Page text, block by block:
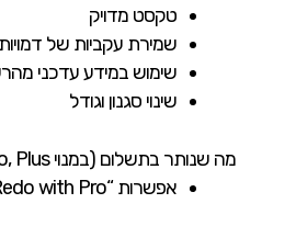
טקסט מדויק
שמירת עקביות של דמויות
שימוש במידע עדכני
שינוי סגנון וגודל
מה שנותר בתשלום (במנוי Google AI Pro, Plus או Ultra):
אפשרות “Redo with Pro” – להחליף תמונה שיצרת למודל פרו המלא לאיכות מקסימלית.